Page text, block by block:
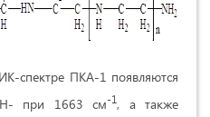
спектре ПКА-1 появляются
при 1663 см-1, а также